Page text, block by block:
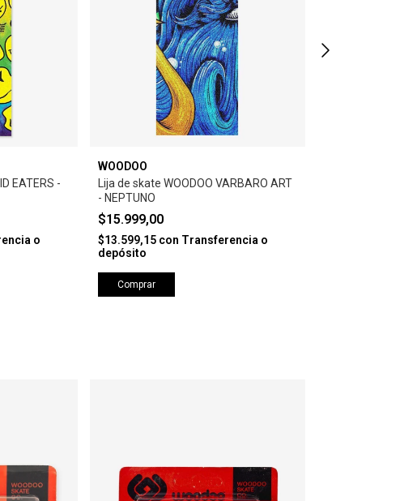
EATERS -
o
WOODOO
Lija de skate WOODOO VARBARO ART
- NEPTUNO
$15.999,00
$13.599,15 con Transferencia o
depósito
Comprar